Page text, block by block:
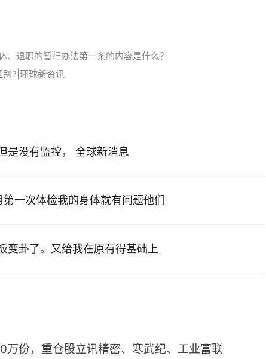
退职的暂行办法第一条的内容是什么？
别?|环球新资讯
是没有监控， 全球新消息
一次体检我的身体就有问题他们
变卦了。又给我在原有得基础上
份，重仓股立讯精密、寒武纪、工业富联